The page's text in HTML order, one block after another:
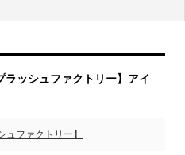
ッシュファクトリー】アイ
ファクトリー】